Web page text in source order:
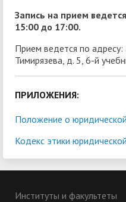
Запись на прием
15:00 до 17:00.
Прием ведется по
Тимирязева, д. 5, 6-й
ПРИЛОЖЕНИЯ:
Положение о
Кодекс этики
Институты и факультеты